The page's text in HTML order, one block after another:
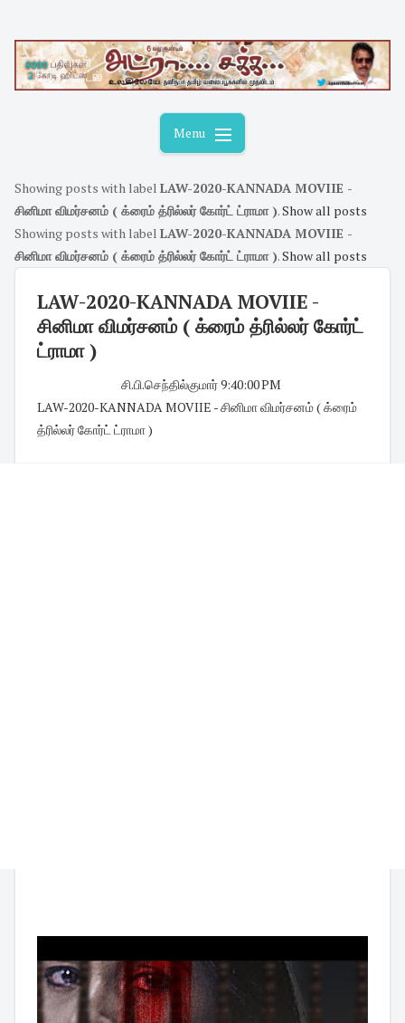
content
Menu
Showing posts with label LAW-2020-KANNADA MOVIIE -
சினிமா விமர்சனம் ( க்ரைம் த்ரில்லர் கோர்ட் ட்ராமா ).Show all posts
Showing posts with label LAW-2020-KANNADA MOVIIE -
சினிமா விமர்சனம் ( க்ரைம் த்ரில்லர் கோர்ட் ட்ராமா ).Show all posts
LAW-2020-KANNADA MOVIIE -
சினிமா விமர்சனம் ( க்ரைம் த்ரில்லர் கோர்ட்
ட்ராமா )
சி.பி.செந்தில்குமார்9:40:00 PM
LAW-2020-KANNADA MOVIIE - சினிமா விமர்சனம் ( க்ரைம்
த்ரில்லர் கோர்ட் ட்ராமா )